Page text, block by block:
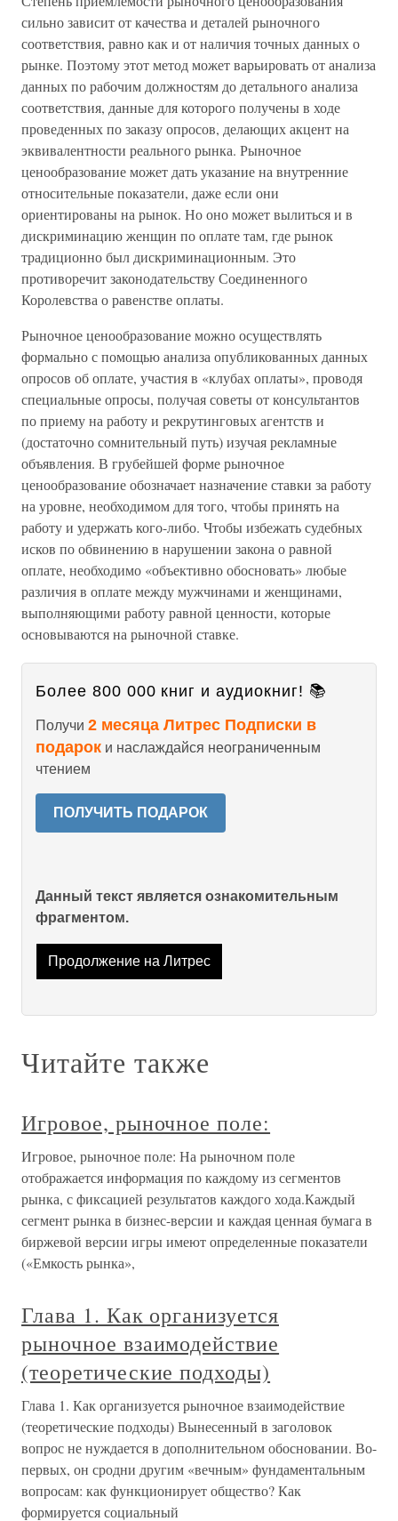
сильно зависит от качества и деталей рыночного
соответствия, равно как и от наличия точных данных о
рынке. Поэтому этот метод может варьировать от анализа
данных по рабочим должностям до детального анализа
соответствия, данные для которого получены в ходе
проведенных по заказу опросов, делающих акцент на
эквивалентности реального рынка. Рыночное
ценообразование может дать указание на внутренние
относительные показатели, даже если они
ориентированы на рынок. Но оно может вылиться и в
дискриминацию женщин по оплате там, где рынок
традиционно был дискриминационным. Это
противоречит законодательству Соединенного
Королевства о равенстве оплаты.
Рыночное ценообразование можно осуществлять
формально с помощью анализа опубликованных данных
опросов об оплате, участия в «клубах оплаты», проводя
специальные опросы, получая советы от консультантов
по приему на работу и рекрутинговых агентств и
(достаточно сомнительный путь) изучая рекламные
объявления. В грубейшей форме рыночное
ценообразование обозначает назначение ставки за работу
на уровне, необходимом для того, чтобы принять на
работу и удержать кого-либо. Чтобы избежать судебных
исков по обвинению в нарушении закона о равной
оплате, необходимо «объективно обосновать» любые
различия в оплате между мужчинами и женщинами,
выполняющими работу равной ценности, которые
основываются на рыночной ставке.
Более 800 000 книг и аудиокниг! 📚
Получи 2 месяца Литрес Подписки в
подарок и наслаждайся неограниченным
чтением
ПОЛУЧИТЬ ПОДАРОК
Данный текст является ознакомительным
фрагментом.
Продолжение на Литрес
Читайте также
Игровое, рыночное поле:
Игровое, рыночное поле: На рыночном поле
отображается информация по каждому из сегментов
рынка, с фиксацией результатов каждого хода.Каждый
сегмент рынка в бизнес-версии и каждая ценная бумага в
биржевой версии игры имеют определенные показатели
(«Емкость рынка»,
Глава 1. Как организуется
рыночное взаимодействие
(теоретические подходы)
Глава 1. Как организуется рыночное взаимодействие
(теоретические подходы) Вынесенный в заголовок
вопрос не нуждается в дополнительном обосновании. Во-
первых, он сродни другим «вечным» фундаментальным
вопросам: как функционирует общество? Как
формируется социальный